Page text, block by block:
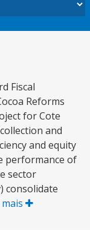
Fiscal
Reforms
for Cote
and
and equity
performance of
sector
consolidate